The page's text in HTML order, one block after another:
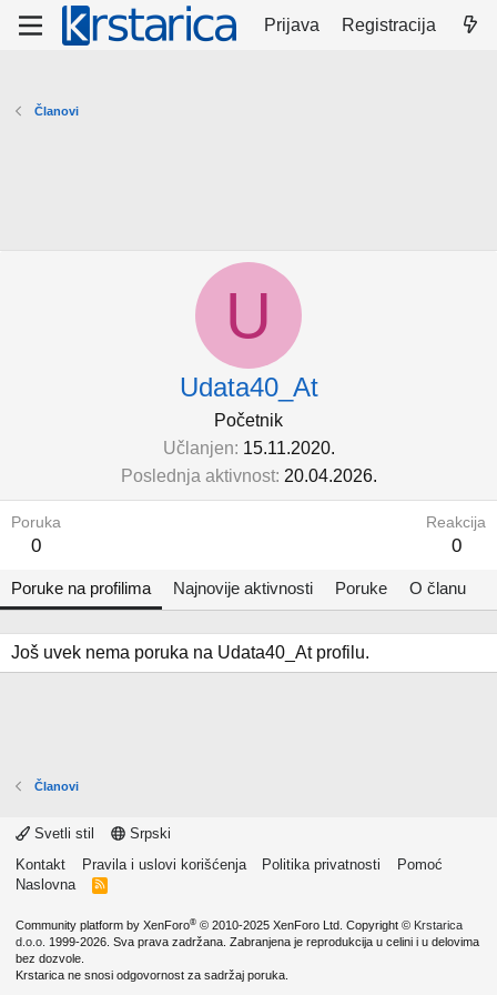
Prijava Registracija
Članovi
U
Udata40_At
Početnik
Učlanjen 15.11.2020.
Poslednja aktivnost 20.04.2026.
Poruka
0
Reakcija
0
Poruke na profilima Najnovije aktivnosti Poruke O članu
Još uvek nema poruka na Udata40_At profilu.
Članovi
Svetli stil
Srpski
Kontakt
Pravila i uslovi korišćenja Politika privatnosti
Pomoć
Naslovna
R
Community platform by XenForo® © 2010-2025 XenForo Ltd. Copyright © Krstarica
d.o.o. 1999-2026. Sva prava zadržana. Zabranjena je reprodukcija u celini i u delovima
bez dozvole.
Krstarica ne snosi odgovornost za sadržaj poruka.